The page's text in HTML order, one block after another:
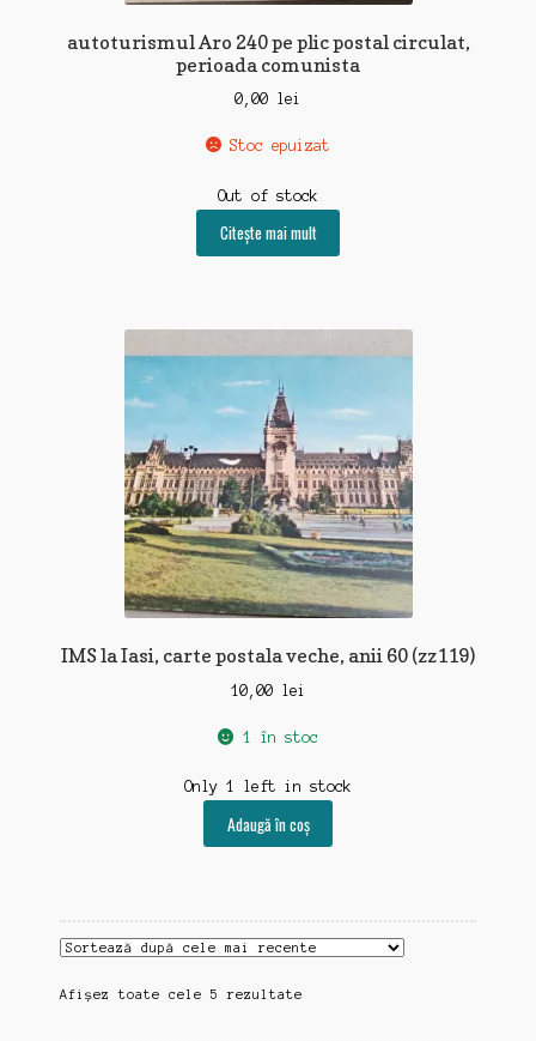
autoturismul Aro 240 pe plic postal circulat,
perioada comunista
0,00 lei
Stoc epuizat
Out of stock
Citește mai mult
IMS la Iasi, carte postala veche, anii 60 (zz119)
10,00 lei
1 în stoc
Only 1 left in stock
Adaugă în coș
Afișez toate cele 5 rezultateSortat